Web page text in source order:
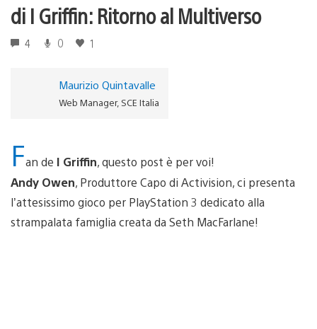
di I Griffin: Ritorno al Multiverso
4 0 1
Maurizio Quintavalle
Web Manager, SCE Italia
Fan de I Griffin, questo post è per voi!
Andy Owen, Produttore Capo di Activision, ci presenta
l’attesissimo gioco per PlayStation 3 dedicato alla
strampalata famiglia creata da Seth MacFarlane!